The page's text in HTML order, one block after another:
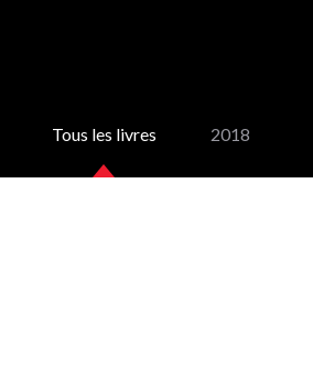
Tous les livres 2018